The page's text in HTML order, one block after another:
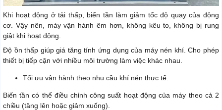
Khi hoạt động ở tải thấp, biến tần làm giảm tốc độ quay của động
cơ. Vậy nên, máy vận hành êm hơn, không kêu to, không bị rung
giật khi hoạt động.
Độ ồn thấp giúp giá tăng tính ứng dụng của máy nén khí. Cho phép
thiết bị tiếp cận với nhiều môi trường làm việc khác nhau.
Tối ưu vận hành theo nhu cầu khí nén thực tế.
Biến tần có thể điều chỉnh công suất hoạt động của máy theo cả 2
chiều (tăng lên hoặc giảm xuống).